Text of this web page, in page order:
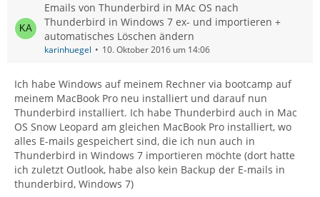
Emails von Thunderbird in MAc OS nach
Thunderbird in Windows 7 ex- und importieren +
automatisches Löschen ändern
karinhuegel 10. Oktober 2016 um 14:06
Ich habe Windows auf meinem Rechner via bootcamp auf
meinem MacBook Pro neu installiert und darauf nun
Thunderbird installiert. Ich habe Thunderbird auch in Mac
OS Snow Leopard am gleichen MacBook Pro installiert, wo
alles E-mails gespeichert sind, die ich nun auch in
Thunderbird in Windows 7 importieren möchte (dort hatte
ich zuletzt Outlook, habe also kein Backup der E-mails in
thunderbird, Windows 7)